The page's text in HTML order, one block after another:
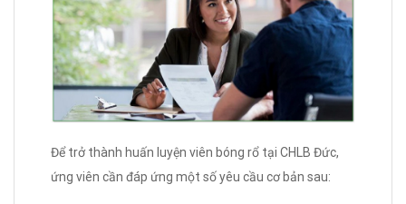
Để trở thành huấn luyện viên bóng rổ tại CHLB Đức,
ứng viên cần đáp ứng một số yêu cầu cơ bản sau: